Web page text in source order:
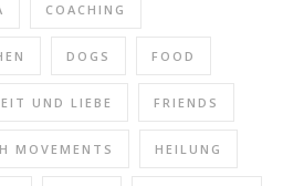
COACHING
DOGS FOOD
UND LIEBE FRIENDS
MOVEMENTS HEILUNG